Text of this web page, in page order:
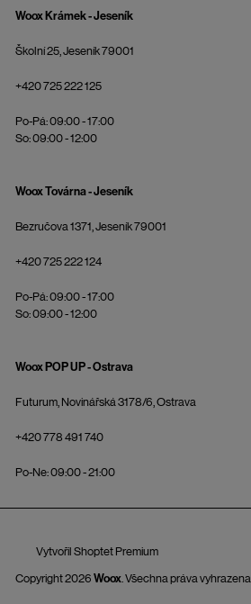
Woox Krámek - Jeseník
Školní 25, Jeseník 79001
+420 725 222 125
Po-Pá: 09:00 - 17:00
So: 09:00 - 12:00
Woox Továrna - Jeseník
Bezručova 1371, Jeseník 79001
+420 725 222 124
Po-Pá: 09:00 - 17:00
So: 09:00 - 12:00
Woox POP UP - Ostrava
Futurum, Novinářská 3178/6, Ostrava
+420 778 491 740
Po-Ne: 09:00 - 21:00
Vytvořil Shoptet Premium
Copyright 2026 Woox . Všechna práva vyhrazena.